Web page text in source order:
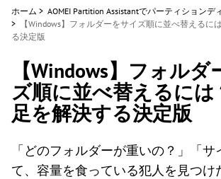
ホーム > AOMEI Partition Assistantでパーティションデ
>
【Windows】フォルダーをサイズ順に並べ替えるに
る決定版
【Windows】フォルダ
ズ順に並べ替えるには
足を解決する決定版
「どのフォルダーが重いの？」「
て、容量を食っている犯人を見つけ